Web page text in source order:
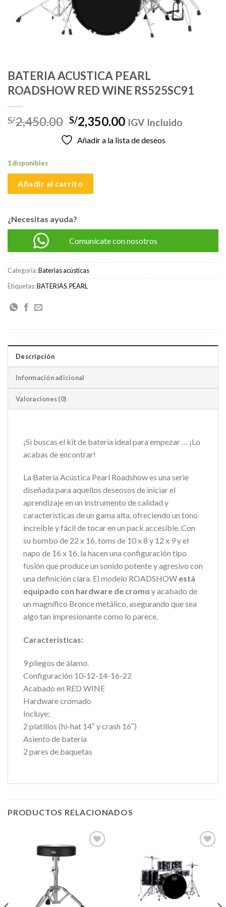
BATERIA ACUSTICA PEARL
ROADSHOW RED WINE RS525SC91
S/2,450.00 El
precio
original
S/2,350.00El
actual
IGV Incluido
Añadir a la lista de deseos
1 disponibles
Añadir al carrito
¿Necesitas ayuda?
Comunícate con nosotros
Categoría:Baterias acústicas
Etiquetas:BATERIAS,PEARL
Descripción
Información adicional
Valoraciones (0)
¡Si buscas el kit de batería ideal para empezar … ¡Lo
acabas de encontrar!
La Batería Acústica Pearl Roadshow es una serie
diseñada para aquellos deseosos de iniciar el
aprendizaje en un instrumento de calidad y
características de un gama alta, ofreciendo un tono
increíble y fácil de tocar en un pack accesible. Con
su bombo de 22 x 16, toms de 10 x 8 y 12 x 9 y el
napo de 16 x 16, la hacen una configuración tipo
fusión que produce un sonido potente y agresivo con
una definición clara. El modelo ROADSHOW está
equipado con hardware de cromo y acabado de
un magnífico Bronce metálico, asegurando que sea
algo tan impresionante como lo parece.
Características:
9 pliegos de álamo.
Configuración 10-12-14-16-22
Acabado en RED WINE
Hardware cromado
Incluye:
2 platillos (hi-hat 14″ y crash 16″)
Asiento de batería
2 pares de baquetas
PRODUCTOS RELACIONADOS
lista de
deseos